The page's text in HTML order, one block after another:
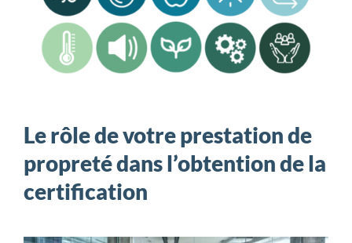
Le rôle de votre prestation de
propreté dans l’obtention de la
certification